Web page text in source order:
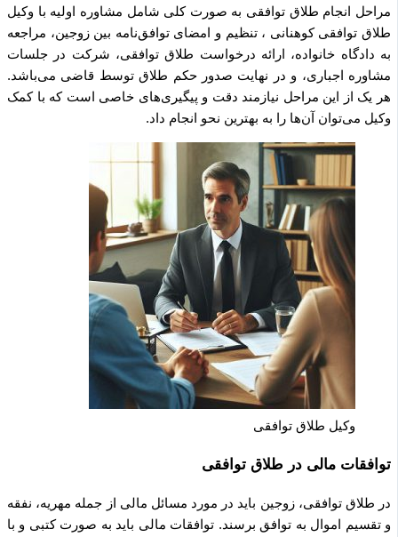
مراحل انجام طلاق توافقی به صورت کلی شامل مشاوره اولیه با وکیل
طلاق توافقی کوهنانی ، تنظیم و امضای توافق‌نامه بین زوجین، مراجعه
به دادگاه خانواده، ارائه درخواست طلاق توافقی، شرکت در جلسات
مشاوره اجباری، و در نهایت صدور حکم طلاق توسط قاضی می‌باشد.
هر یک از این مراحل نیازمند دقت و پیگیری‌های خاصی است که با کمک
وکیل می‌توان آن‌ها را به بهترین نحو انجام داد.
وکیل طلاق توافقی
توافقات مالی در طلاق توافقی
در طلاق توافقی، زوجین باید در مورد مسائل مالی از جمله مهریه، نفقه
و تقسیم اموال به توافق برسند. توافقات مالی باید به صورت کتبی و با